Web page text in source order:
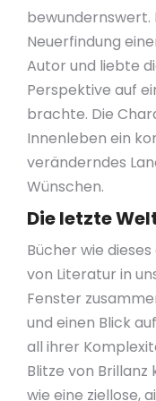
Neuerfindung
Autor und liebte
Perspektive auf
brachte. Die
Innenleben ein
veränderndes
Wünschen.
Die letzte
Bücher wie
von Literatur in
Fenster
und einen Blick
all ihrer
Blitze von
wie eine ziellose,